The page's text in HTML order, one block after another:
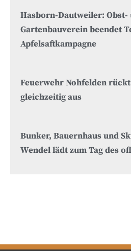
Hasborn-Dautweiler: Obst-
Gartenbauverein beendet
Apfelsaftkampagne
Feuerwehr Nohfelden
gleichzeitig aus
Bunker, Bauernhaus und
Wendel lädt zum Tag des